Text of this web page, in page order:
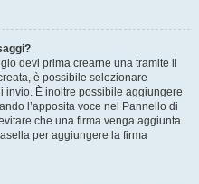
devi prima crearne una tramite il
è possibile selezionare
invio. È inoltre possibile aggiungere
l’apposita voce nel Pannello di
che una firma venga aggiunta
per aggiungere la firma